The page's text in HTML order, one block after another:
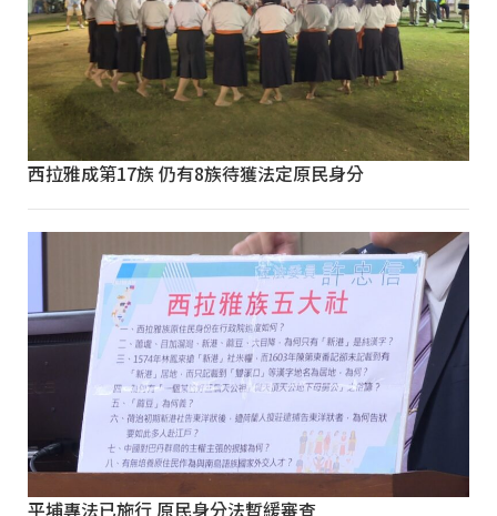
西拉雅成第17族 仍有8族待獲法定原民身分
平埔專法已施行 原民身分法暫緩審查